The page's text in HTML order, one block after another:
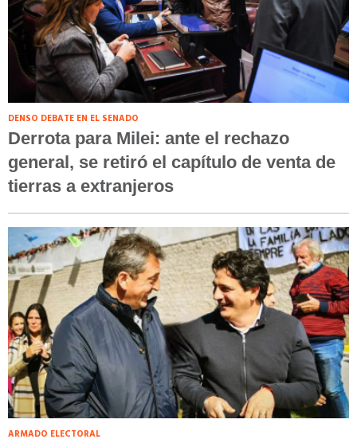
DENSO DEBATE EN EL SENADO
Derrota para Milei: ante el rechazo
general, se retiró el capítulo de venta de
tierras a extranjeros
ARMADO ELECTORAL